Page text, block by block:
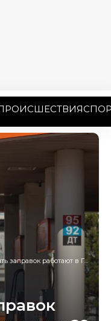
работают в Геленджике 29 июня